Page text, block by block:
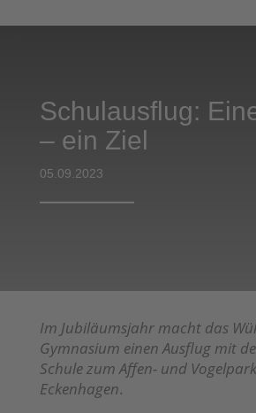
Schulausflug:
– ein Ziel
05.09.2023
Im Jubiläumsjahr macht das
Gymnasium einen Ausflug mit
Schule zum Affen- und
Eckenhagen.